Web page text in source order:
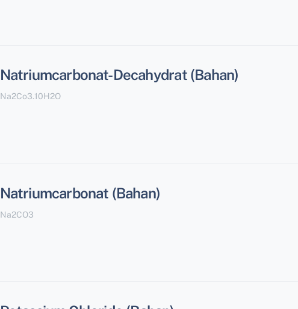
Natriumcarbonat-Decahydrat (Bahan)
Na2Co3.10H2O
Natriumcarbonat (Bahan)
Na2CO3